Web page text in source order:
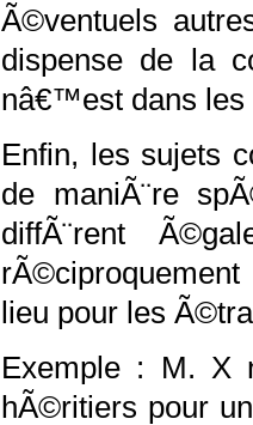
Ã©ventuels
dispense de la
nâ€™est dans les
Enfin, les sujets
de maniÃ¨re
diffÃ¨rent
lieu pour les
Exemple : M. X
hÃ©ritiers pour